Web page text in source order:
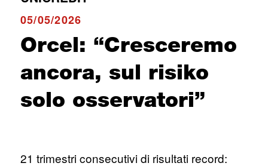
05/05/2026
Orcel: “Cresceremo
ancora, sul risiko
solo osservatori”
21 trimestri consecutivi di risultati record: